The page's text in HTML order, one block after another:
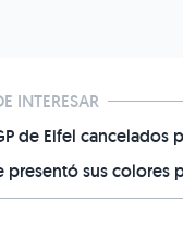
INTERESAR
de Eifel
presentó sus colores